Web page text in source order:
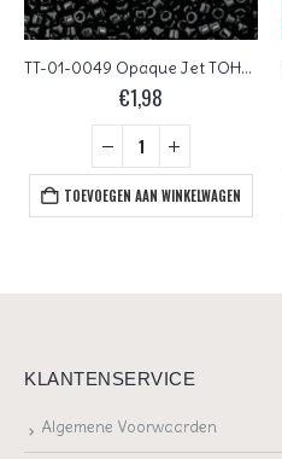
TT-01-0049 Opaque Jet TOHO Treasures 11/0
€1,98
TOEVOEGEN AAN WINKELWAGEN
KLANTENSERVICE
Algemene Voorwaarden